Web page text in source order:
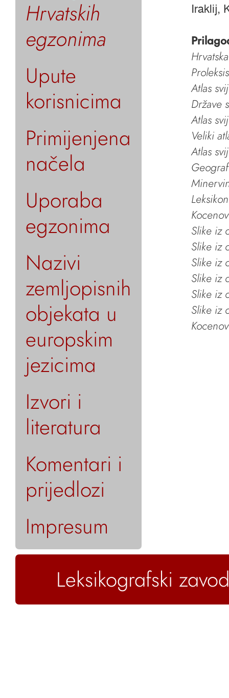
Hrvatskih
egzonima
Upute
korisnicima
Primijenjena
načela
Uporaba
egzonima
Nazivi
zemljopisnih
objekata u
europskim
jezicima
Izvori i
literatura
Komentari i
prijedlozi
Impresum
Iraklij,
Atlas
Države
Atlas
Veliki
Atlas
Slike iz
Slike iz
Slike iz
Slike iz
Slike iz
Slike iz
Leksikografski